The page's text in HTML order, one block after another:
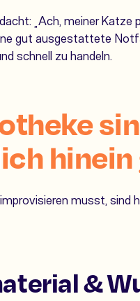
„Ach, meiner Katze
gut ausgestattete
schnell zu handeln.
musst, sind
&